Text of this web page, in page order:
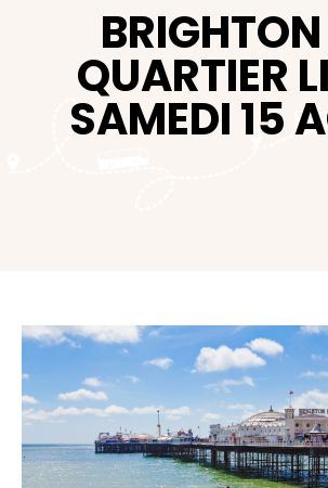
BRIGHTON
QUARTIER
SAMEDI 15